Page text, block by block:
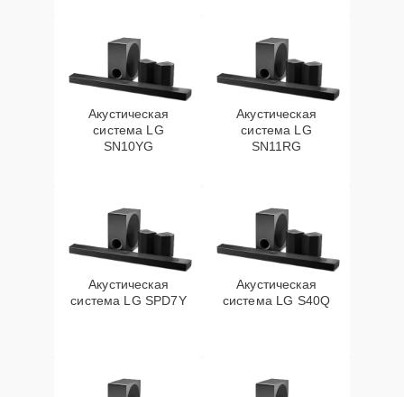
Акустическая
система LG
SN10YG
Акустическая
система LG
SN11RG
Акустическая
система LG SPD7Y
Акустическая
система LG S40Q